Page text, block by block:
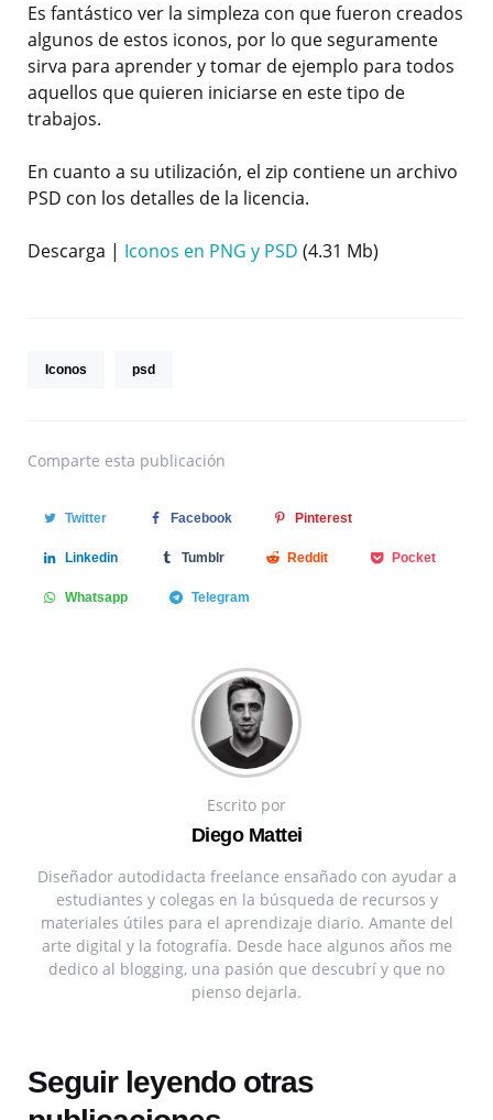
Es fantástico ver la simpleza con que fueron creados
algunos de estos iconos, por lo que seguramente
sirva para aprender y tomar de ejemplo para todos
aquellos que quieren iniciarse en este tipo de
trabajos.
En cuanto a su utilización, el zip contiene un archivo
PSD con los detalles de la licencia.
Descarga | Iconos en PNG y PSD (4.31 Mb)
Iconos psd
Comparte esta publicación
Twitter Facebook Pinterest
Linkedin Tumblr Reddit Pocket
Whatsapp Telegram
Escrito por
Diego Mattei
Diseñador autodidacta freelance ensañado con ayudar a
estudiantes y colegas en la búsqueda de recursos y
materiales útiles para el aprendizaje diario. Amante del
arte digital y la fotografía. Desde hace algunos años me
dedico al blogging, una pasión que descubrí y que no
pienso dejarla.
Seguir leyendo otras